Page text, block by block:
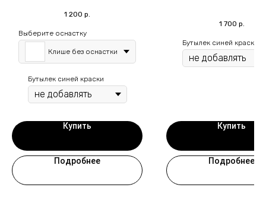
1 200 р.
Выберите оснастку
Клише без оснастки
Бутылек синей краски
Купить
Подробнее
1 700 р.
Бутылек синей краски
Купить
Подробнее